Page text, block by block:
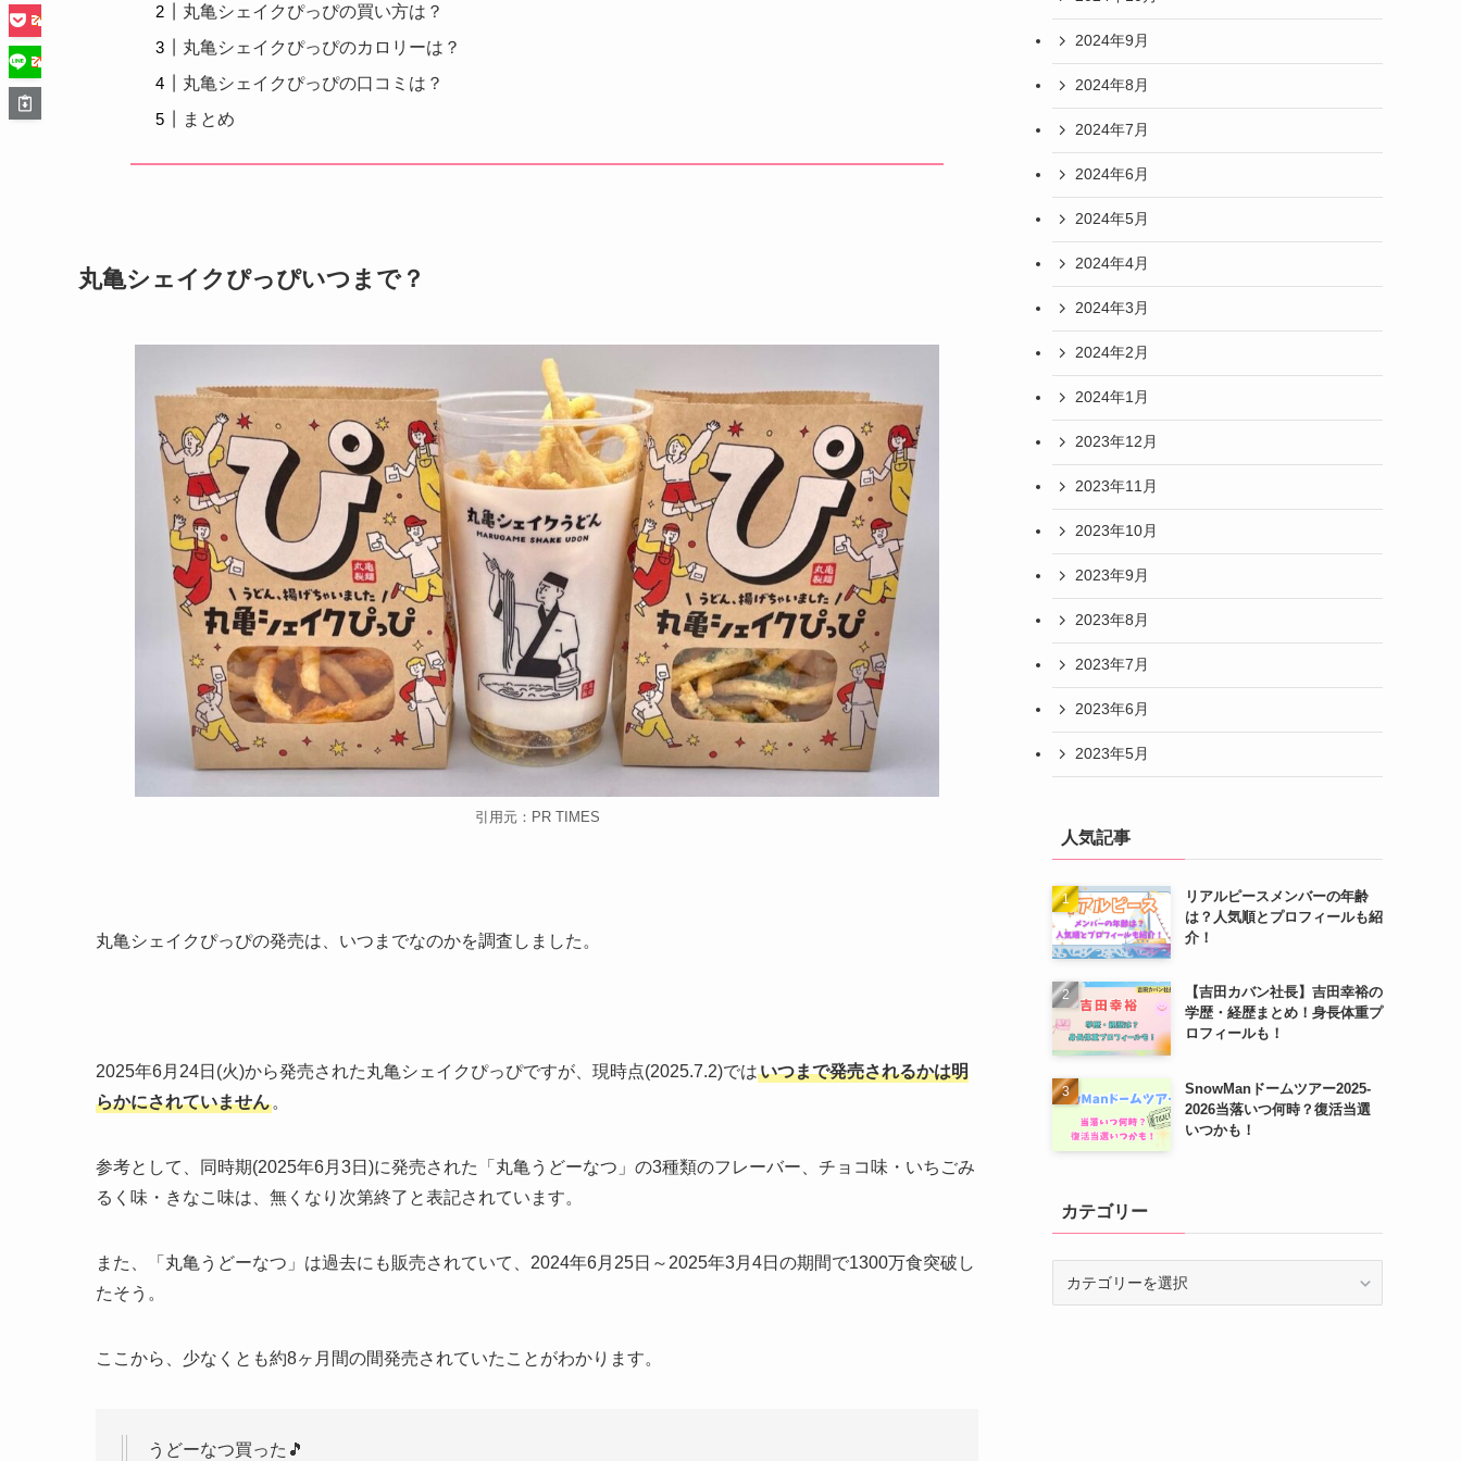
丸亀シェイクぴっぴの買い方は？
丸亀シェイクぴっぴのカロリーは？
丸亀シェイクぴっぴの口コミは？
まとめ
丸亀シェイクぴっぴいつまで？
引用元：PR TIMES
丸亀シェイクぴっぴの発売は、いつまでなのかを調査しました。
2025年6月24日(火)から発売された丸亀シェイクぴっぴですが、現時点(2025.7.2)ではいつまで発売されるかは明
らかにされていません 。
参考として、同時期(2025年6月3日)に発売された「丸亀うどーなつ」の3種類のフレーバー、チョコ味・いちごみ
るく味・きなこ味は、無くなり次第終了と表記されています。
また、「丸亀うどーなつ」は過去にも販売されていて、2024年6月25日～2025年3月4日の期間で1300万食突破し
たそう。
ここから、少なくとも約8ヶ月間の間発売されていたことがわかります。
うどーなつ買った🎵
2024年9月
2024年8月
2024年7月
2024年6月
2024年5月
2024年4月
2024年3月
2024年2月
2024年1月
2023年12月
2023年11月
2023年10月
2023年9月
2023年8月
2023年7月
2023年6月
2023年5月
人気記事
リアルピースメンバーの年齢
は？人気順とプロフィールも紹
介！
【吉田カバン社長】吉田幸裕の
学歴・経歴まとめ！身長体重プ
ロフィールも！
SnowManドームツアー2025-
2026当落いつ何時？復活当選
いつかも！
カテゴリー